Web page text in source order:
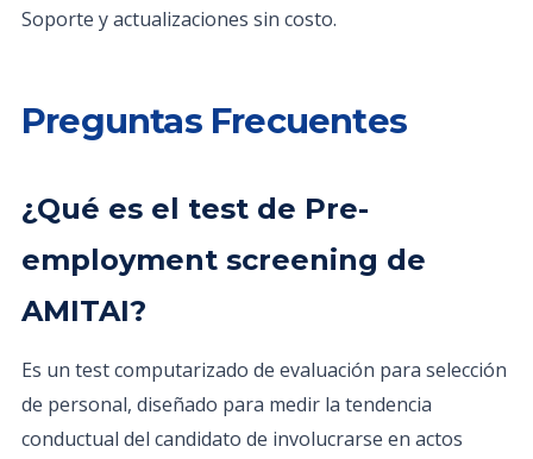
Soporte y actualizaciones sin costo.
Preguntas Frecuentes
¿Qué es el test de Pre-
employment screening de
AMITAI?
Es un test computarizado de evaluación para selección
de personal, diseñado para medir la tendencia
conductual del candidato de involucrarse en actos